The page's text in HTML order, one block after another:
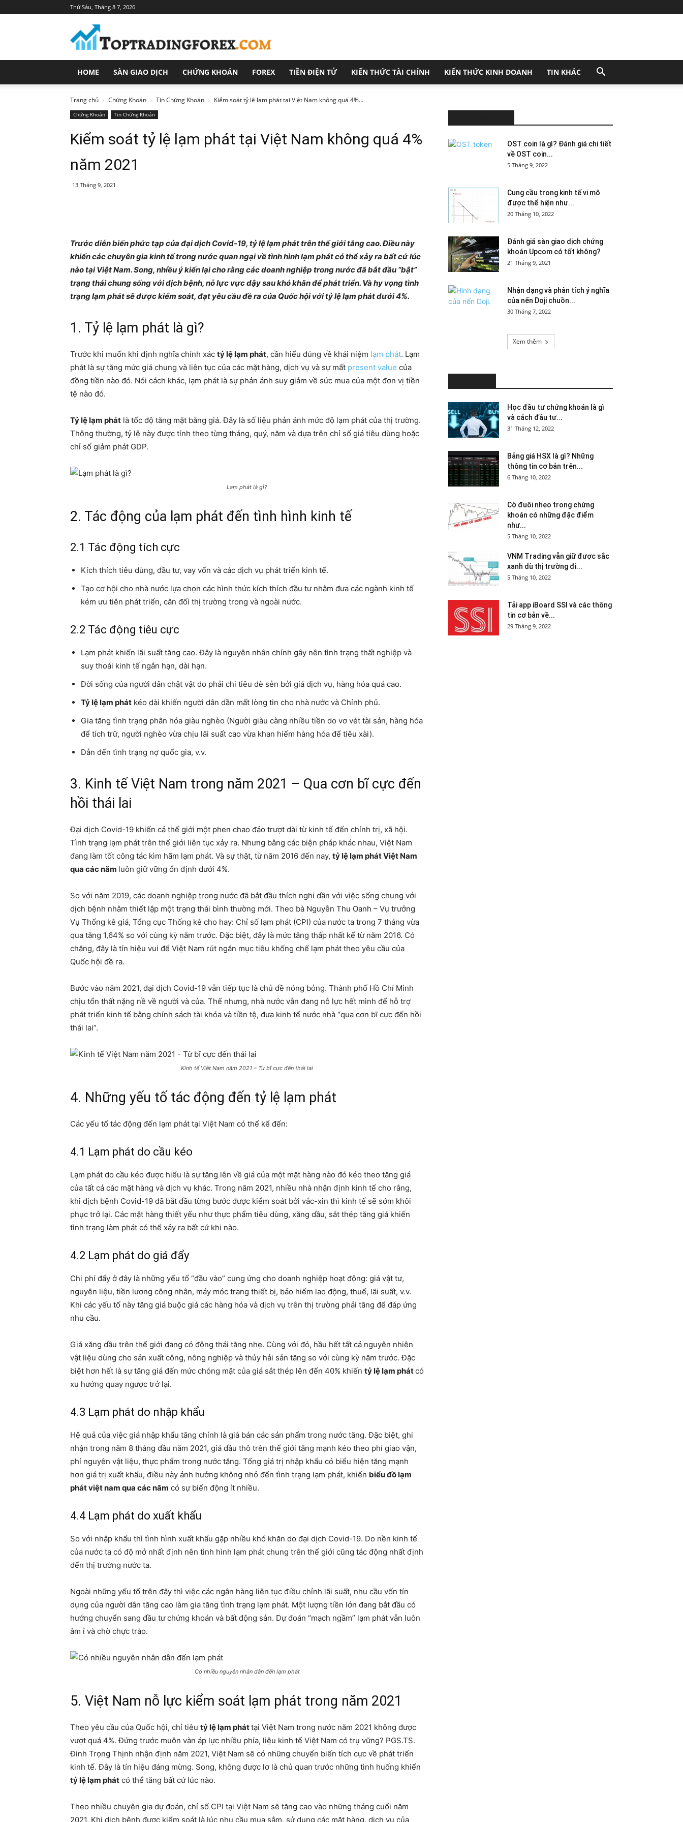
Thứ Sáu, Tháng 8 7, 2026
Trang
Tin
Tức
Đầu
Tư
Chính
HOME SÀN GIAO DỊCH CHỨNG KHOÁN FOREX TIỀN ĐIỆN TỬ KIẾN THỨC TÀI CHÍNH KIẾN THỨC KINH DOANH TIN KHÁC
Trang chủ Chứng Khoán Tin Chứng Khoán Kiểm soát tỷ lệ lạm phát tại Việt Nam không quá 4%...
Chứng Khoán Tin Chứng Khoán
Kiểm soát tỷ lệ lạm phát tại Việt Nam không quá 4%
năm 2021
13 Tháng 9, 2021
Trước diễn biến phức tạp của đại dịch Covid-19, tỷ lệ lạm phát trên thế giới tăng cao. Điều này
khiến các chuyên gia kinh tế trong nước quan ngại về tình hình lạm phát có thể xảy ra bất cứ lúc
nào tại Việt Nam. Song, nhiều ý kiến lại cho rằng các doanh nghiệp trong nước đã bắt đầu “bật”
trạng thái chung sống với dịch bệnh, nỗ lực vực dậy sau khó khăn để phát triển. Và hy vọng tình
trạng lạm phát sẽ được kiểm soát, đạt yêu cầu đề ra của Quốc hội với tỷ lệ lạm phát dưới 4%.
1. Tỷ lệ lạm phát là gì?
Trước khi muốn khi định nghĩa chính xác tỷ lệ lạm phát, cần hiểu đúng về khái niệm lạm phát. Lạm
phát là sự tăng mức giá chung và liên tục của các mặt hàng, dịch vụ và sự mất present value của
đồng tiền nào đó. Nói cách khác, lạm phát là sự phản ánh suy giảm về sức mua của một đơn vị tiền
tệ nào đó.
Tỷ lệ lạm phát là tốc độ tăng mặt bằng giá. Đây là số liệu phản ánh mức độ lạm phát của thị trường.
Thông thường, tỷ lệ này được tính theo từng tháng, quý, năm và dựa trên chỉ số giá tiêu dùng hoặc
chỉ số giảm phát GDP.
Lạm phát là gì?
2. Tác động của lạm phát đến tình hình kinh tế
2.1 Tác động tích cực
Kích thích tiêu dùng, đầu tư, vay vốn và các dịch vụ phát triển kinh tế.
Tạo cơ hội cho nhà nước lựa chọn các hình thức kích thích đầu tư nhằm đưa các ngành kinh tế
kém ưu tiên phát triển, cân đối thị trường trong và ngoài nước.
2.2 Tác động tiêu cực
Lạm phát khiến lãi suất tăng cao. Đây là nguyên nhân chính gây nên tình trạng thất nghiệp và
suy thoái kinh tế ngắn hạn, dài hạn.
Đời sống của người dân chật vật do phải chi tiêu dè sẻn bởi giá dịch vụ, hàng hóa quá cao.
Tỷ lệ lạm phát kéo dài khiến người dân dần mất lòng tin cho nhà nước và Chính phủ.
Gia tăng tình trạng phân hóa giàu nghèo (Người giàu càng nhiều tiền do vơ vét tài sản, hàng hóa
để tích trữ, người nghèo vừa chịu lãi suất cao vừa khan hiếm hàng hóa để tiêu xài).
Dẫn đến tình trạng nợ quốc gia, v.v.
3. Kinh tế Việt Nam trong năm 2021 – Qua cơn bĩ cực đến
hồi thái lai
Đại dịch Covid-19 khiến cả thế giới một phen chao đảo trượt dài từ kinh tế đến chính trị, xã hội.
Tình trạng lạm phát trên thế giới liên tục xảy ra. Nhưng bằng các biện pháp khác nhau, Việt Nam
đang làm tốt công tác kìm hãm lạm phát. Và sự thật, từ năm 2016 đến nay, tỷ lệ lạm phát Việt Nam
qua các năm luôn giữ vững ổn định dưới 4%.
So với năm 2019, các doanh nghiệp trong nước đã bắt đầu thích nghi dần với việc sống chung với
dịch bệnh nhằm thiết lập một trạng thái bình thường mới. Theo bà Nguyễn Thu Oanh – Vụ trưởng
Vụ Thống kê giá, Tổng cục Thống kê cho hay: Chỉ số lạm phát (CPI) của nước ta trong 7 tháng vừa
qua tăng 1,64% so với cùng kỳ năm trước. Đặc biệt, đây là mức tăng thấp nhất kể từ năm 2016. Có
chăng, đây là tín hiệu vui để Việt Nam rút ngắn mục tiêu khống chế lạm phát theo yêu cầu của
Quốc hội đề ra.
Bước vào năm 2021, đại dịch Covid-19 vẫn tiếp tục là chủ đề nóng bỏng. Thành phố Hồ Chí Minh
chịu tổn thất nặng nề về người và của. Thế nhưng, nhà nước vẫn đang nỗ lực hết mình để hỗ trợ
phát triển kinh tế bằng chính sách tài khóa và tiền tệ, đưa kinh tế nước nhà “qua cơn bĩ cực đến hồi
thái lai”.
Kinh tế Việt Nam năm 2021 – Từ bĩ cực đến thái lai
4. Những yếu tố tác động đến tỷ lệ lạm phát
Các yếu tố tác động đến lạm phát tại Việt Nam có thể kể đến:
4.1 Lạm phát do cầu kéo
Lạm phát do cầu kéo được hiểu là sự tăng lên về giá của một mặt hàng nào đó kéo theo tăng giá
của tất cả các mặt hàng và dịch vụ khác. Trong năm 2021, nhiều nhà nhận định kinh tế cho rằng,
khi dịch bệnh Covid-19 đã bắt đầu từng bước được kiểm soát bởi vắc-xin thì kinh tế sẽ sớm khôi
phục trở lại. Các mặt hàng thiết yếu như thực phẩm tiêu dùng, xăng dầu, sắt thép tăng giá khiến
tình trạng làm phát có thể xảy ra bất cứ khi nào.
4.2 Lạm phát do giá đẩy
Chi phí đẩy ở đây là những yếu tố “đầu vào” cung ứng cho doanh nghiệp hoạt động: giá vật tư,
nguyên liệu, tiền lương công nhân, máy móc trang thiết bị, bảo hiểm lao động, thuế, lãi suất, v.v.
Khi các yếu tố này tăng giá buộc giá các hàng hóa và dịch vụ trên thị trường phải tăng để đáp ứng
nhu cầu.
Giá xăng dầu trên thế giới đang có động thái tăng nhẹ. Cùng với đó, hầu hết tất cả nguyên nhiên
vật liệu dùng cho sản xuất công, nông nghiệp và thủy hải sản tăng so với cùng kỳ năm trước. Đặc
biệt hơn hết là sự tăng giá đến mức chóng mặt của giá sắt thép lên đến 40% khiến tỷ lệ lạm phátcó
xu hướng quay ngược trở lại.
4.3 Lạm phát do nhập khẩu
Hệ quả của việc giá nhập khẩu tăng chính là giá bán các sản phẩm trong nước tăng. Đặc biệt, ghi
nhận trong năm 8 tháng đầu năm 2021, giá dầu thô trên thế giới tăng mạnh kéo theo phí giao vận,
phí nguyên vật liệu, thực phẩm trong nước tăng. Tổng giá trị nhập khẩu có biểu hiện tăng mạnh
hơn giá trị xuất khẩu, điều này ảnh hưởng không nhỏ đến tình trạng lạm phát, khiến biểu đồ lạm
phát việt nam qua các năm có sự biến động ít nhiều.
4.4 Lạm phát do xuất khẩu
So với nhập khẩu thì tình hình xuất khẩu gặp nhiều khó khăn do đại dịch Covid-19. Do nền kinh tế
của nước ta có độ mở nhất định nên tình hình lạm phát chung trên thế giới cũng tác động nhất định
đến thị trường nước ta.
Ngoài những yếu tố trên đây thì việc các ngân hàng liên tục điều chỉnh lãi suất, nhu cầu vốn tín
dụng của người dân tăng cao làm gia tăng tình trạng lạm phát. Một lượng tiền lớn đang bắt đầu có
hướng chuyển sang đầu tư chứng khoán và bất động sản. Dự đoán “mạch ngầm” lạm phát vẫn luôn
âm ỉ và chờ chực trào.
Có nhiều nguyên nhân dẫn đến lạm phát
5. Việt Nam nỗ lực kiểm soát lạm phát trong năm 2021
Theo yêu cầu của Quốc hội, chỉ tiêu tỷ lệ lạm pháttại Việt Nam trong nước năm 2021 không được
vượt quá 4%. Đứng trước muôn vàn áp lực nhiều phía, liệu kinh tế Việt Nam có trụ vững? PGS.TS.
Đinh Trọng Thịnh nhận định năm 2021, Việt Nam sẽ có những chuyển biến tích cực về phát triển
kinh tế. Đây là tín hiệu đáng mừng. Song, không được lơ là chủ quan trước những tình huống khiến
tỷ lệ lạm phát có thể tăng bất cứ lúc nào.
Theo nhiều chuyên gia dự đoán, chỉ số CPI tại Việt Nam sẽ tăng cao vào những tháng cuối năm
2021. Khi dịch bệnh được kiểm soát là lúc nhu cầu mua sắm, sử dụng các mặt hàng, dịch vụ của
OST coin là gì? Đánh giá chi tiết
về OST coin...
5 Tháng 9, 2022
Cung cầu trong kinh tế vi mô
được thể hiện như...
20 Tháng 10, 2022
Đánh giá sàn giao dịch chứng
khoán Upcom có tốt không?
21 Tháng 9, 2021
Nhận dạng và phân tích ý nghĩa
của nến Doji chuồn...
30 Tháng 7, 2022
Xem thêm
Học đầu tư chứng khoán là gì
và cách đầu tư...
31 Tháng 12, 2022
Bảng giá HSX là gì? Những
thông tin cơ bản trên...
6 Tháng 10, 2022
Cờ đuôi nheo trong chứng
khoán có những đặc điểm
như...
5 Tháng 10, 2022
VNM Trading vẫn giữ được sắc
xanh dù thị trường đi...
5 Tháng 10, 2022
Tải app iBoard SSI và các thông
tin cơ bản về...
29 Tháng 9, 2022